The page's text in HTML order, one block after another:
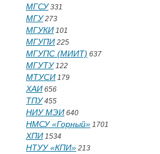
МГСУ331
МГУ273
МГУКИ 101
МГУПИ 225
МГУПС (МИИТ) 637
МГУТУ122
МТУСИ 179
ХАИ 656
ТПУ455
НИУ МЭИ 640
НМСУ «Горный» 1701
ХПИ 1534
НТУУ «КПИ» 213